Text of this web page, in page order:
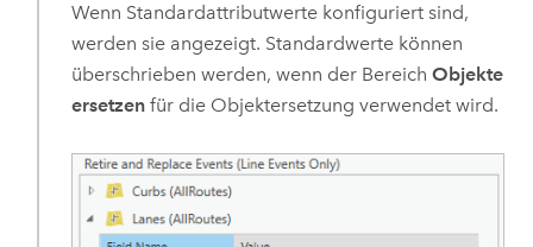
Wenn Standardattributwerte konfiguriert sind,
werden sie angezeigt. Standardwerte können
überschrieben werden, wenn der Bereich Objekte
ersetzenfür die Objektersetzung verwendet wird.